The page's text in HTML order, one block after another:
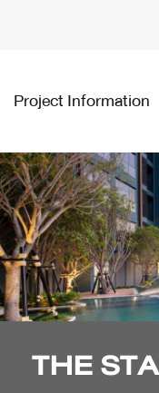
Project Information
THE